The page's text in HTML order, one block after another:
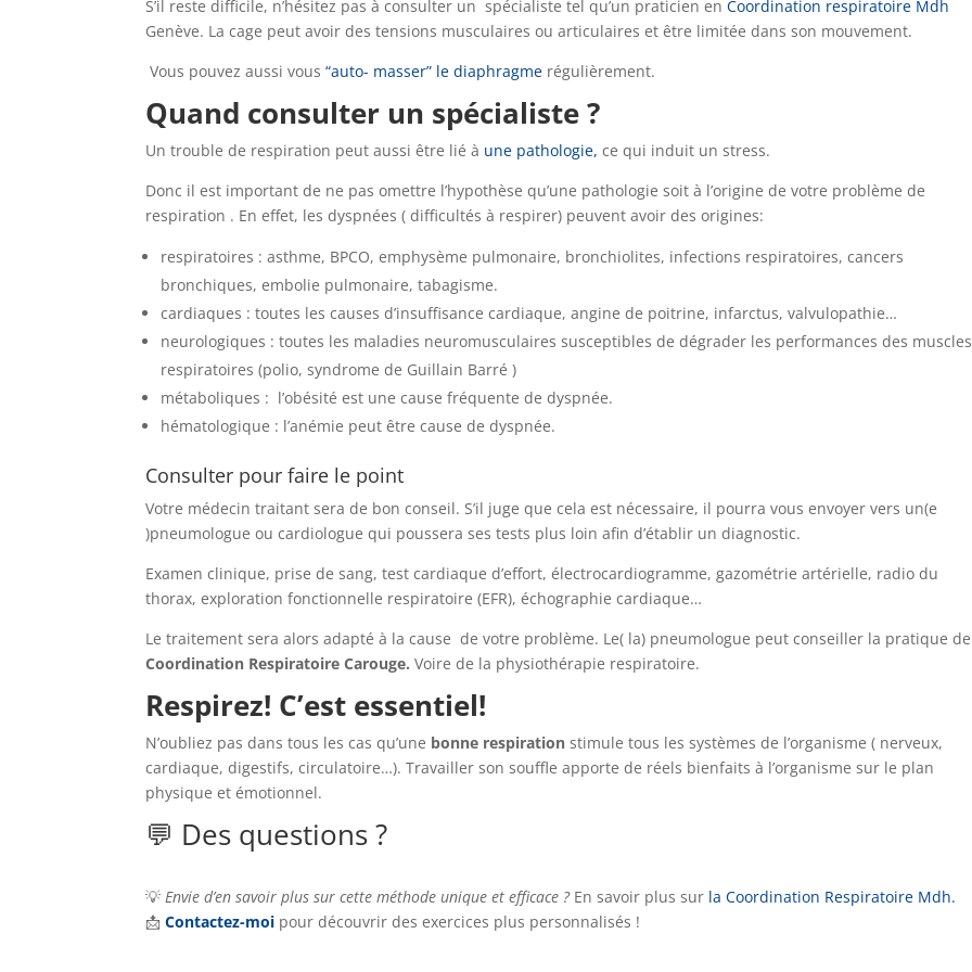
S’il reste difficile, n’hésitez pas à consulter un spécialiste tel qu’un praticien enCoordination respiratoire Mdh
Genève. La cage peut avoir des tensions musculaires ou articulaires et être limitée dans son mouvement.
Vous pouvez aussi vous“auto- masser” le diaphragme régulièrement.
Quand consulter un spécialiste ?
Un trouble de respiration peut aussi être lié à une pathologie, ce qui induit un stress.
Donc il est important de ne pas omettre l’hypothèse qu’une pathologie soit à l’origine de votre problème de
respiration . En effet, les dyspnées ( difficultés à respirer) peuvent avoir des origines:
respiratoires : asthme, BPCO, emphysème pulmonaire, bronchiolites, infections respiratoires, cancers
bronchiques, embolie pulmonaire, tabagisme.
cardiaques : toutes les causes d’insuffisance cardiaque, angine de poitrine, infarctus, valvulopathie…
neurologiques : toutes les maladies neuromusculaires susceptibles de dégrader les performances des muscles
respiratoires (polio, syndrome de Guillain Barré )
métaboliques : l’obésité est une cause fréquente de dyspnée.
hématologique : l’anémie peut être cause de dyspnée.
Consulter pour faire le point
Votre médecin traitant sera de bon conseil. S’il juge que cela est nécessaire, il pourra vous envoyer vers un(e
)pneumologue ou cardiologue qui poussera ses tests plus loin afin d’établir un diagnostic.
Examen clinique, prise de sang, test cardiaque d’effort, électrocardiogramme, gazométrie artérielle, radio du
thorax, exploration fonctionnelle respiratoire (EFR), échographie cardiaque…
Le traitement sera alors adapté à la cause de votre problème. Le( la) pneumologue peut conseiller la pratique
Coordination Respiratoire Carouge.Voire de la physiothérapie respiratoire.
Respirez! C’est essentiel!
N’oubliez pas dans tous les cas qu’une bonne respirationstimule tous les systèmes de l’organisme ( nerveux,
cardiaque, digestifs, circulatoire…). Travailler son souffle apporte de réels bienfaits à l’organisme sur le plan
physique et émotionnel.
💬 Des questions ?
💡Envie d’en savoir plus sur cette méthode unique et efficace ?En savoir plus sur la Coordination Respiratoire Mdh.
📩Contactez-moi pour découvrir des exercices plus personnalisés !